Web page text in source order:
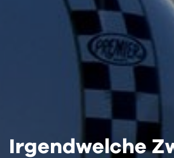
Irgendwelche